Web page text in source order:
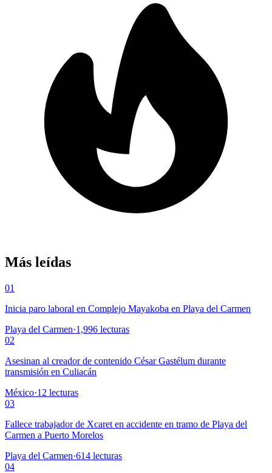
Más leídas
01
Inicia paro laboral en Complejo Mayakoba en Playa del Carmen
Playa del Carmen·1,996 lecturas
02
Asesinan al creador de contenido César Gastélum durante
transmisión en Culiacán
México·12 lecturas
03
Fallece trabajador de Xcaret en accidente en tramo de Playa del
Carmen a Puerto Morelos
Playa del Carmen·614 lecturas
04